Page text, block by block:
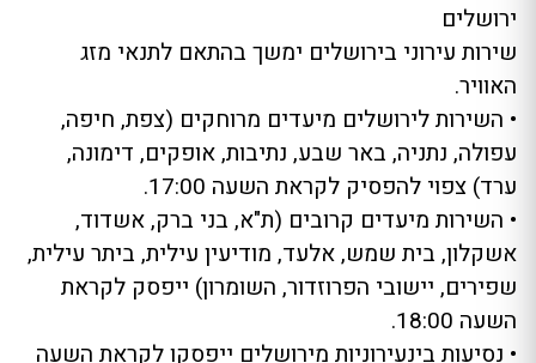
ירושלים
שירות עירוני בירושלים ימשך בהתאם לתנאי מזג
האוויר.
• השירות לירושלים מיעדים מרוחקים (צפת, חיפה,
עפולה, נתניה, באר שבע, נתיבות, אופקים, דימונה,
ערד) צפוי להפסיק לקראת השעה 17:00.
• השירות מיעדים קרובים (ת"א, בני ברק, אשדוד,
אשקלון, בית שמש, אלעד, מודיעין עילית, ביתר עילית,
שפירים, יישובי הפרוזדור, השומרון) ייפסק לקראת
השעה 18:00.
• נסיעות בינעירוניות מירושלים ייפסקו לקראת השעה